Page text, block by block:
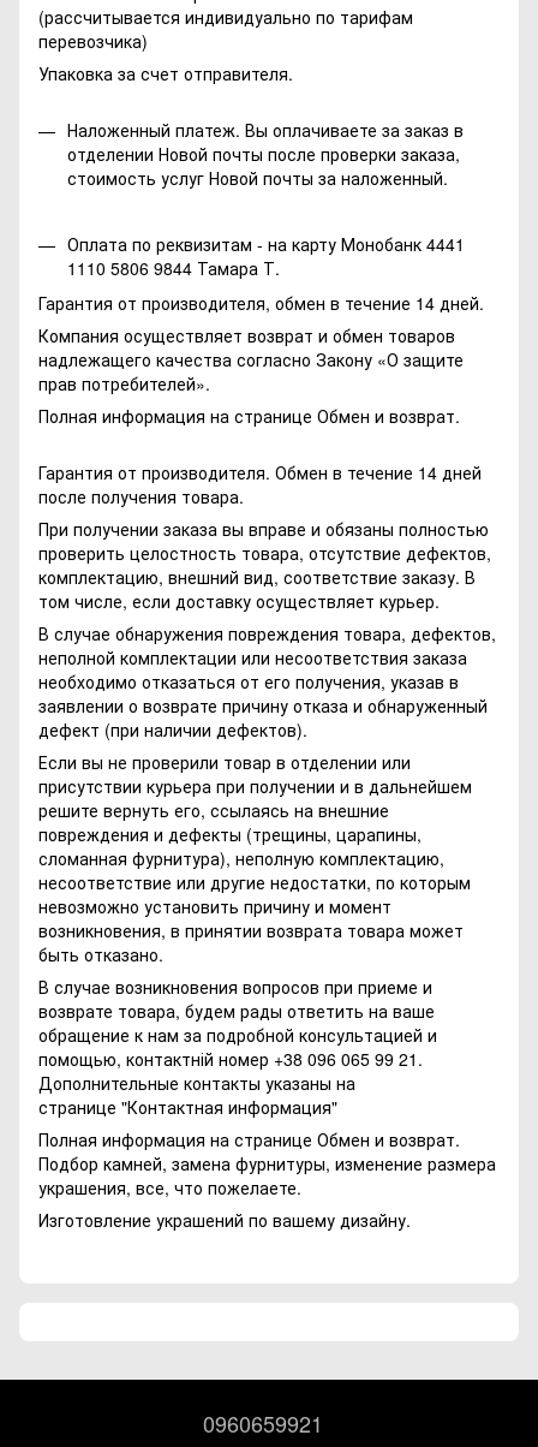
(рассчитывается индивидуально по тарифам
перевозчика)
Упаковка за счет отправителя.
Наложенный платеж. Вы оплачиваете за заказ в
отделении Новой почты после проверки заказа,
стоимость услуг Новой почты за наложенный.
Оплата по реквизитам - на карту Монобанк 4441
1110 5806 9844 Тамара Т.
Гарантия от производителя, обмен в течение 14 дней.
Компания осуществляет возврат и обмен товаров
надлежащего качества согласно Закону «О защите
прав потребителей».
Полная информация на странице Обмен и возврат.
Гарантия от производителя. Обмен в течение 14 дней
после получения товара.
При получении заказа вы вправе и обязаны полностью
проверить целостность товара, отсутствие дефектов,
комплектацию, внешний вид, соответствие заказу. В
том числе, если доставку осуществляет курьер.
В случае обнаружения повреждения товара, дефектов,
неполной комплектации или несоответствия заказа
необходимо отказаться от его получения, указав в
заявлении о возврате причину отказа и обнаруженный
дефект (при наличии дефектов).
Если вы не проверили товар в отделении или
присутствии курьера при получении и в дальнейшем
решите вернуть его, ссылаясь на внешние
повреждения и дефекты (трещины, царапины,
сломанная фурнитура), неполную комплектацию,
несоответствие или другие недостатки, по которым
невозможно установить причину и момент
возникновения, в принятии возврата товара может
быть отказано.
В случае возникновения вопросов при приеме и
возврате товара, будем рады ответить на ваше
обращение к нам за подробной консультацией и
помощью, контактній номер +38 096 065 99 21.
Дополнительные контакты указаны на
странице "Контактная информация"
Полная информация на странице Обмен и возврат.
Подбор камней, замена фурнитуры, изменение размера
украшения, все, что пожелаете.
Изготовление украшений по вашему дизайну.
0960659921